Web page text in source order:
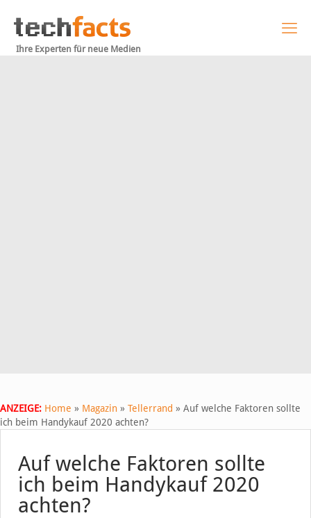
Ihre Experten für neue Medien
ANZEIGE: Home » Magazin » Tellerrand » Auf welche Faktoren sollte
ich beim Handykauf 2020 achten?
Auf welche Faktoren sollte
ich beim Handykauf 2020
achten?